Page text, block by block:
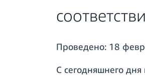
Проведено: 18
С сегодняшнего